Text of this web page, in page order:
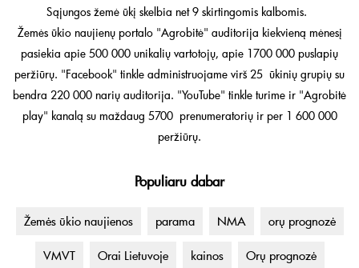
Sąjungos žemė ūkį skelbia net 9 skirtingomis kalbomis.
Žemės ūkio naujienų portalo "Agrobitė" auditorija kiekvieną mėnesį
pasiekia apie 500 000 unikalių vartotojų, apie 1700 000 puslapių
peržiūrų. "Facebook" tinkle administruojame virš 25 ūkinių grupių su
bendra 220 000 narių auditorija. "YouTube" tinkle turime ir "Agrobitė
play" kanalą su maždaug 5700 prenumeratorių ir per 1 600 000
peržiūrų.
Populiaru dabar
Žemės ūkio naujienos parama NMA orų prognozė
VMVT Orai Lietuvoje kainos Orų prognozė